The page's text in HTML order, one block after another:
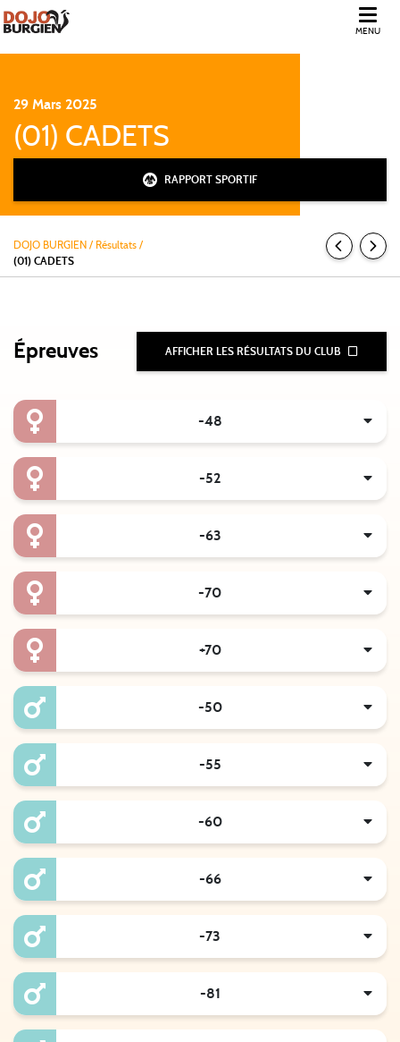
MENU
29 Mars 2025
(01) CADETS
RAPPORT SPORTIF
DOJO BURGIEN / Résultats /
(01) CADETS
Épreuves AFFICHER LES RÉSULTATS DU CLUB
-48
-52
-63
-70
+70
-50
-55
-60
-66
-73
-81